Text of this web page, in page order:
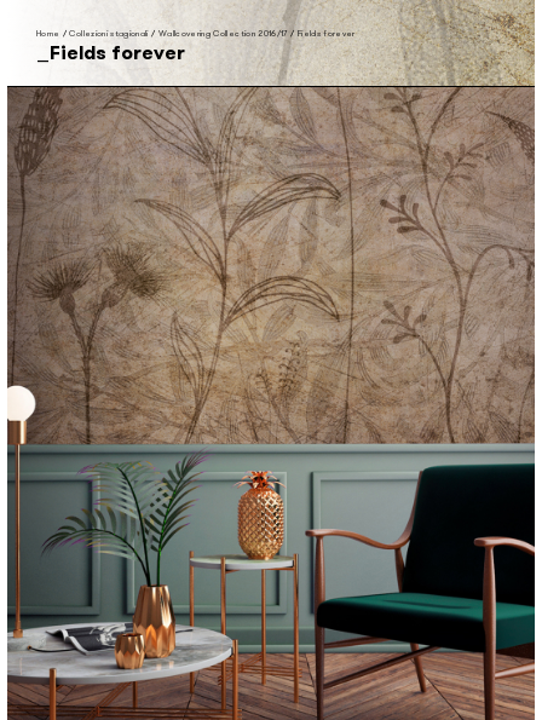
Home /Collezioni stagionali/ Wallcovering Collection 2016/17 / Fields forever
Fields forever